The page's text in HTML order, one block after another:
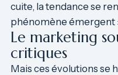
cuite, la tendance se
phénomène émergent
Le marketing
critiques
Mais ces évolutions se